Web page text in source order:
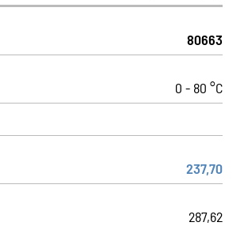
80663
0 - 80 °C
237,70
287,62